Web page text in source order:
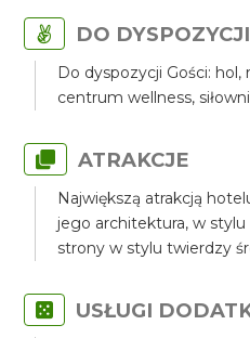
DO
Do dyspozycji Gości: hol,
centrum wellness,
ATRAKCJE
Największą atrakcją
jego architektura, w
strony w stylu twierdzy
USŁUGI